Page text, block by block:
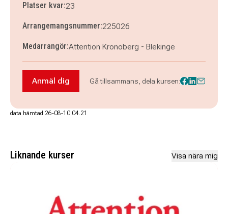
Platser kvar:23
Arrangemangsnummer:225026
Medarrangör:Attention Kronoberg - Blekinge
Anmäl dig till Attentions digitala träff om
Anmäl dig Gå tillsammans, dela kursen:
data hämtad 26-08-10 04.21
Liknande kurser Visa nära mig